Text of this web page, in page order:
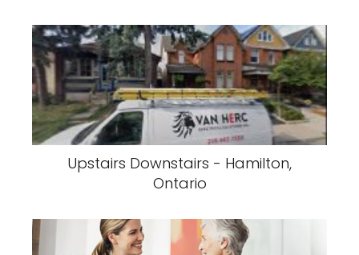
Upstairs Downstairs - Hamilton,
Ontario